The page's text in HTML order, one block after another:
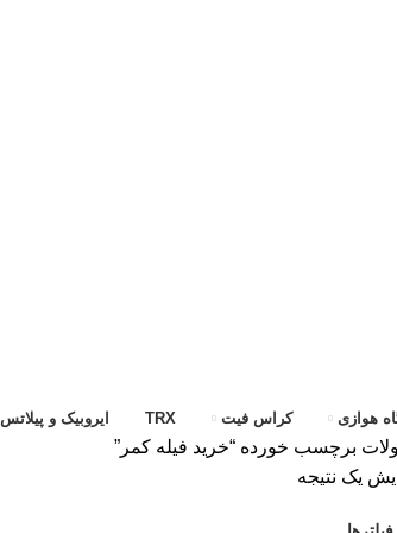
هوازی کراس فیت TRX ایروبیک و پیلاتس
برچسب خورده “خرید فیله کمر”
یک نتیجه